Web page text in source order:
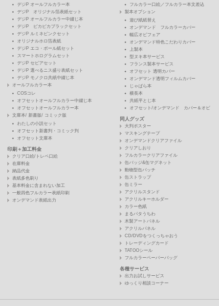
デジP オールフルカラー本
デジP オリジナル箔表紙セット
デジP オールフルカラー中綴じ本
デジP ピカピカブラックセット
デジP ルミネピンクセット
オリジナルホロ箔表紙
デジP エコ・ボール紙セット
スマートホログラムセット
デジP セピアセット
デジP 選べるニス盛り表紙セット
デジP モノクロ共紙中綴じ本
オールフルカラー本
COSコレ
オフセットオールフルカラー中綴じ本
オフセットオールフルカラー本
文庫本/ 新書版/ コミック版
わたしの小説セット
オフセット新書判・コミック判
オフセット文庫本
印刷＋加工料金
クリア口絵/トレペ口絵
在庫料金
納品代金
表紙多色刷り
基本料金に含まれない加工
一般四色フルカラー表紙印刷
オンデマンド表紙出力
フルカラー口絵／フルカラー本文差込
製本オプション
遊び紙紙替え
オンデマンド フルカラーカバー
幅広オビフェア
オンデマンド特色こだわりカバー
上製本
型ヌキ本サービス
フランス製本サービス
オフセット 透明カバー
オンデマンド透明フィルムカバー
じゃばら本
横長本
共紙平とじ本
オフセット/オンデマンド カバー＆オビ
同人グッズ
大判ポスター
マスキングテープ
オンデマンドクリアファイル
クリアしおり
フルカラークリアファイル
缶バッジ&缶マグネット
動物型缶バッチ
缶ストラップ
缶ミラー
アクリルスタンド
アクリルキーホルダー
カラー色紙
まるパタうちわ
木製アートパネル
アクリルパネル
CD/DVDをつくっちゃおう
トレーディングカード
TATOOシール
フルカラーペーパーバッグ
各種サービス
出力お試しサービス
ゆっくり相談コーナー